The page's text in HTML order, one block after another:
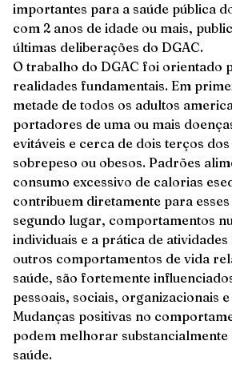
importantes para a saúde pública
com 2 anos de idade ou mais,
últimas deliberações do DGAC.
O trabalho do DGAC foi orientado
realidades fundamentais. Em
metade de todos os adultos
portadores de uma ou mais
evitáveis e cerca de dois terços
sobrepeso ou obesos. Padrões
consumo excessivo de calorias
contribuem diretamente para
segundo lugar, comportamentos
individuais e a prática de
outros comportamentos de vida
saúde, são fortemente
pessoais, sociais, organizacionais
Mudanças positivas no
podem melhorar substancialmente
saúde.